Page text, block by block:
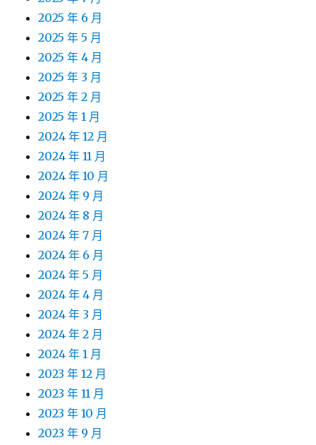
2025 年 6 月
2025 年 5 月
2025 年 4 月
2025 年 3 月
2025 年 2 月
2025 年 1 月
2024 年 12 月
2024 年 11 月
2024 年 10 月
2024 年 9 月
2024 年 8 月
2024 年 7 月
2024 年 6 月
2024 年 5 月
2024 年 4 月
2024 年 3 月
2024 年 2 月
2024 年 1 月
2023 年 12 月
2023 年 11 月
2023 年 10 月
2023 年 9 月